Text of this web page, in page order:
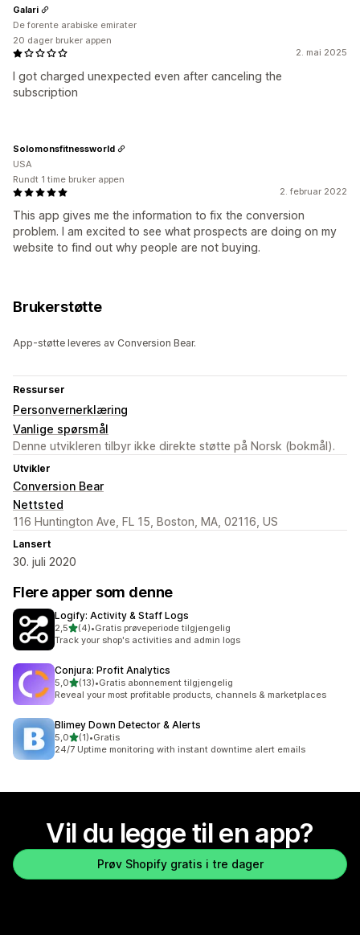
2. mai 2025
I got charged unexpected even after canceling the
subscription
Galari
De forente arabiske emirater
20 dager bruker appen
2. februar 2022
This app gives me the information to fix the conversion
problem. I am excited to see what prospects are doing on my
website to find out why people are not buying.
Solomonsfitnessworld
USA
Rundt 1 time bruker appen
Brukerstøtte
App-støtte leveres av Conversion Bear.
Ressurser
Personvernerklæring
Vanlige spørsmål
Denne utvikleren tilbyr ikke direkte støtte på Norsk (bokmål).
Utvikler
Conversion Bear
Nettsted
116 Huntington Ave, FL 15, Boston, MA, 02116, US
Lansert
30. juli 2020
Flere apper som denne
Logify: Activity & Staff Logs
2,5av 5 stjerner
(4)
Totalt 4 omtaler
•Gratis prøveperiode tilgjengelig
Track your shop's activities and admin logs
Conjura: Profit Analytics
5,0av 5 stjerner
(13)
Totalt 13 omtaler
•Gratis abonnement tilgjengelig
Reveal your most profitable products, channels & marketplaces
Blimey Down Detector & Alerts
5,0av 5 stjerner
(1)
Totalt 1 omtaler
•Gratis
24/7 Uptime monitoring with instant downtime alert emails
Vil du legge til en app?
Prøv Shopify gratis i tre dager